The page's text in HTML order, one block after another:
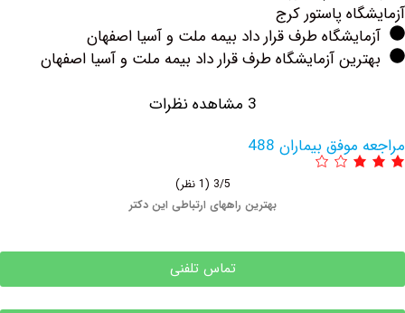
پاستور کرج
طرف قرار داد بیمه ملت و آسیا اصفهان
آزمایشگاه طرف قرار داد بیمه ملت و آسیا اصفهان
بیماران 488
بهترین راههای ارتباطی این دکتر
تماس تلفنی